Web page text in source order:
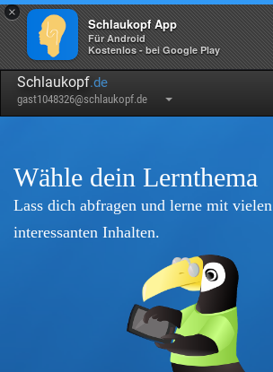
×
Schlaukopf App
Für Android
Kostenlos - bei Google Play
Schlaukopf.de
gast1048326@schlaukopf.de
Wähle dein Lernthema
Lass dich abfragen und lerne mit vielen
interessanten Inhalten.